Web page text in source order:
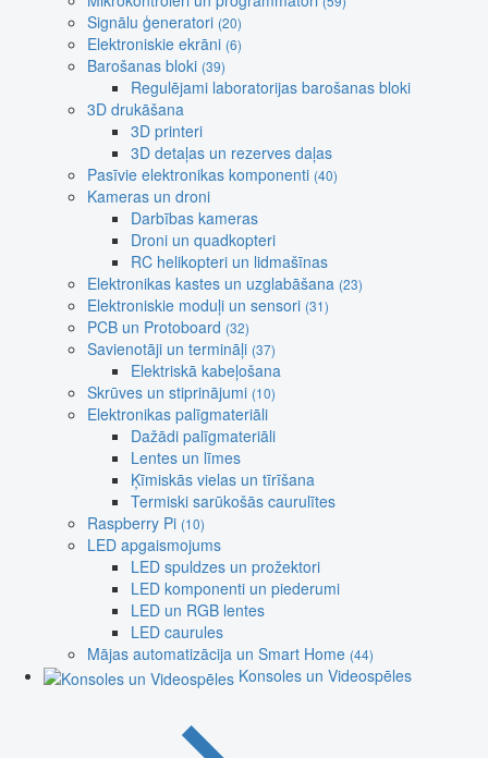
Signālu ģeneratori (20)
Elektroniskie ekrāni (6)
Barošanas bloki (39)
Regulējami laboratorijas barošanas bloki
3D drukāšana
3D printeri
3D detaļas un rezerves daļas
Pasīvie elektronikas komponenti (40)
Kameras un droni
Darbības kameras
Droni un quadkopteri
RC helikopteri un lidmašīnas
Elektronikas kastes un uzglabāšana (23)
Elektroniskie moduļi un sensori (31)
PCB un Protoboard (32)
Savienotāji un termināļi (37)
Elektriskā kabeļošana
Skrūves un stiprinājumi (10)
Elektronikas palīgmateriāli
Dažādi palīgmateriāli
Lentes un līmes
Ķīmiskās vielas un tīrīšana
Termiski sarūkošās caurulītes
Raspberry Pi (10)
LED apgaismojums
LED spuldzes un prožektori
LED komponenti un piederumi
LED un RGB lentes
LED caurules
Mājas automatizācija un Smart Home (44)
Konsoles un Videospēles